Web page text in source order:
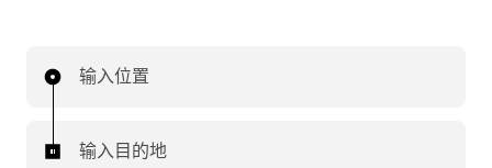
输入位置
输入目的地